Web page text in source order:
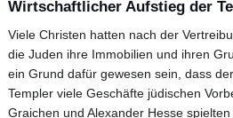
Wirtschaftlicher Aufstieg der
Viele Christen hatten nach der
die Juden ihre Immobilien und ihren
ein Grund dafür gewesen sein, dass
Templer viele Geschäfte jüdischen
Graichen und Alexander Hesse